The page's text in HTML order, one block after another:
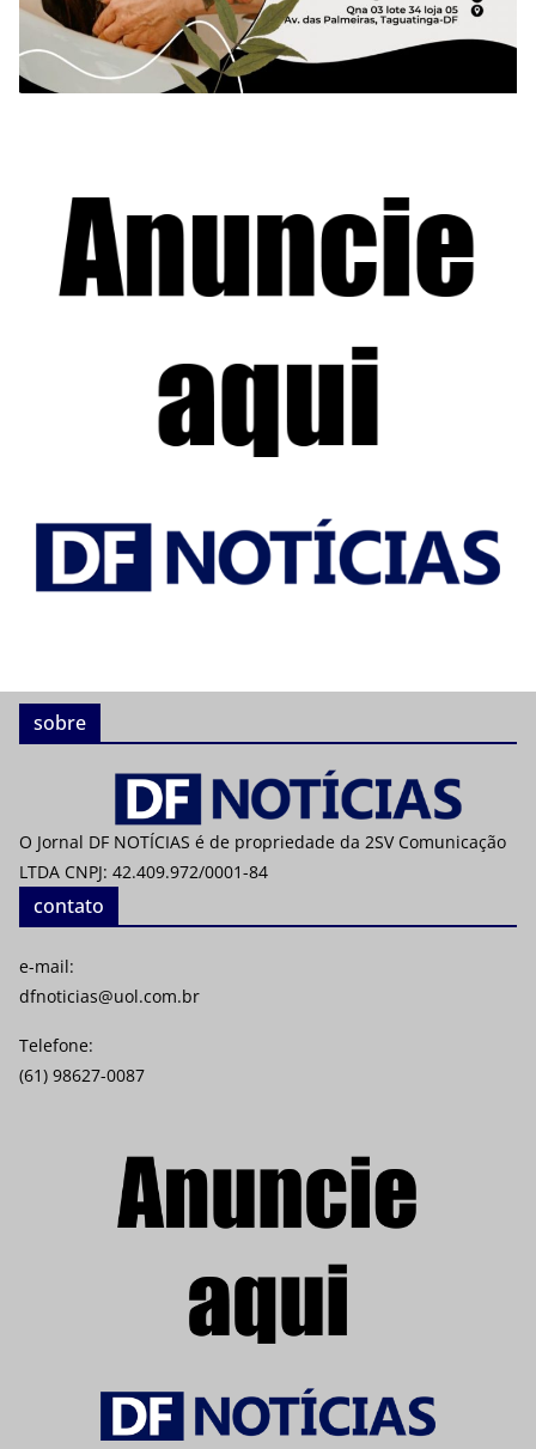
sobre
O Jornal DF NOTÍCIAS é de propriedade da 2SV Comunicação
LTDA CNPJ: 42.409.972/0001-84
contato
e-mail:
dfnoticias@uol.com.br
Telefone:
(61) 98627-0087